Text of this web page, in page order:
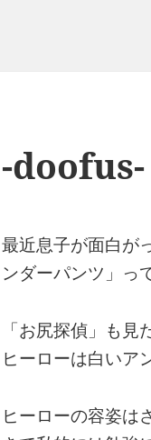
-
最近息子が面白が
ンダーパンツ」っ
「お尻探偵」も
ヒーローは白いア
ヒーローの容姿は